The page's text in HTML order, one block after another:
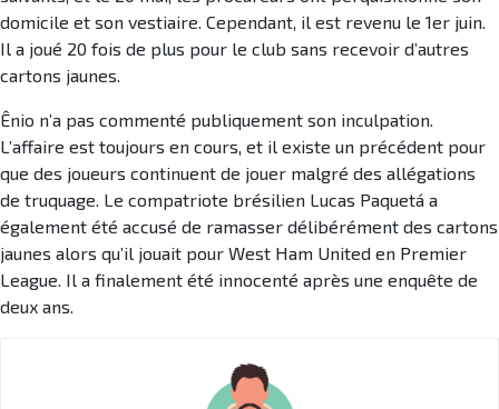
domicile et son vestiaire. Cependant, il est revenu le 1er juin.
Il a joué 20 fois de plus pour le club sans recevoir d’autres
cartons jaunes.
Ênio n’a pas commenté publiquement son inculpation.
L’affaire est toujours en cours, et il existe un précédent pour
que des joueurs continuent de jouer malgré des allégations
de truquage. Le compatriote brésilien Lucas Paquetá a
également été accusé de ramasser délibérément des cartons
jaunes alors qu’il jouait pour West Ham United en Premier
League. Il a finalement été innocenté après une enquête de
deux ans.